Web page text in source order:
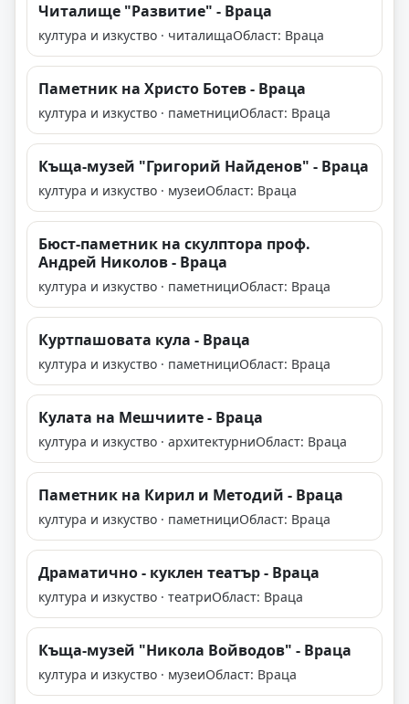
Читалище "Развитие" - Враца
култура и изкуство · читалищаОбласт: Враца
Паметник на Христо Ботев - Враца
култура и изкуство · паметнициОбласт: Враца
Къща-музей "Григорий Найденов" - Враца
култура и изкуство · музеиОбласт: Враца
Бюст-паметник на скулптора проф.
Андрей Николов - Враца
култура и изкуство · паметнициОбласт: Враца
Куртпашовата кула - Враца
култура и изкуство · паметнициОбласт: Враца
Кулата на Мешчиите - Враца
култура и изкуство · архитектурниОбласт: Враца
Паметник на Кирил и Методий - Враца
култура и изкуство · паметнициОбласт: Враца
Драматично - куклен театър - Враца
култура и изкуство · театриОбласт: Враца
Къща-музей "Никола Войводов" - Враца
култура и изкуство · музеиОбласт: Враца